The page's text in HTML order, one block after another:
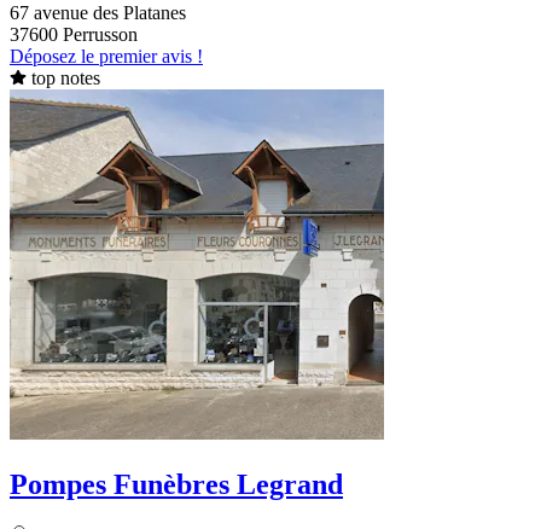
67 avenue des Platanes
37600 Perrusson
Déposez le premier avis !
top notes
Pompes Funèbres Legrand